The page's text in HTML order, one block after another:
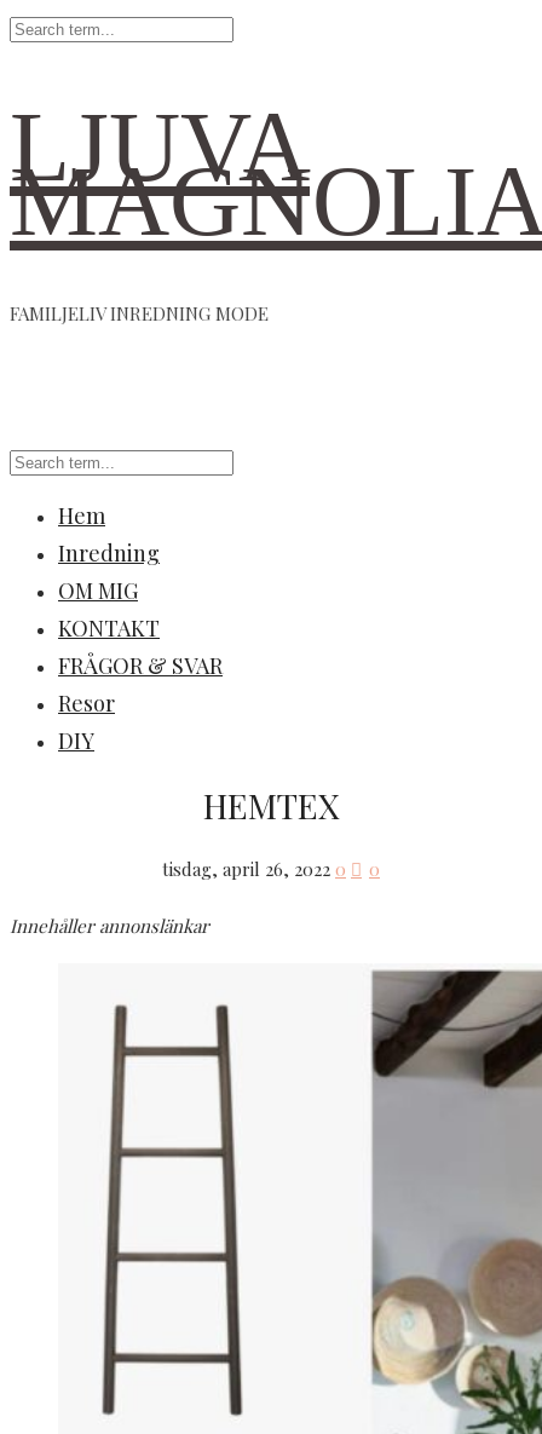
LJUVA
FAMILJELIV INREDNING MODE
Hem
Inredning
OM MIG
KONTAKT
FRÅGOR & SVAR
Resor
DIY
HEMTEX
tisdag, april 26, 2022 0 0
Innehåller annonslänkar